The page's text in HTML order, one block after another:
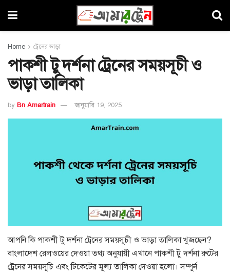
Home ট্রেনের ভাড়া
পাকশী টু দর্শনা ট্রেনের সময়সূচী ও
ভাড়া তালিকা
by Bn Amartrain জানুয়ারি 19, 2025
আপনি কি পাকশী টু দর্শনা ট্রেনের সময়সূচী ও ভাড়া তালিকা খুজছেন?
বাংলাদেশ রেলওয়ের দেওয়া তথ্য অনুযায়ী এখানে পাকশী টু দর্শনা রুটের
ট্রেনের সময়সূচি এবং টিকেটের মূল্য তালিকা দেওয়া হলো। সম্পূর্ন